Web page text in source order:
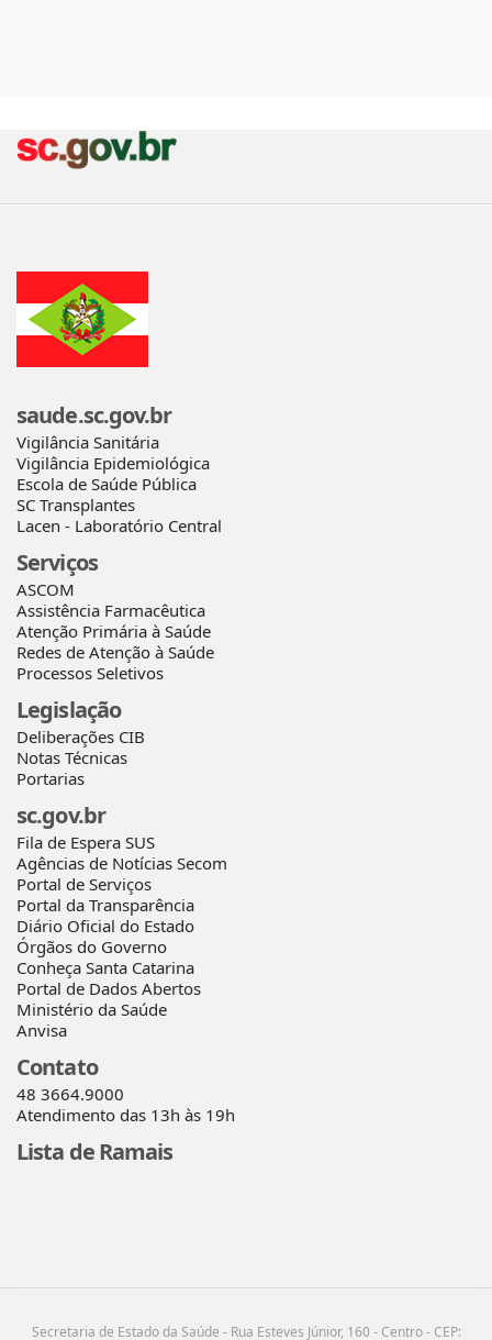
saude.sc.gov.br
Vigilância Sanitária
Vigilância Epidemiológica
Escola de Saúde Pública
SC Transplantes
Lacen - Laboratório Central
Serviços
ASCOM
Assistência Farmacêutica
Atenção Primária à Saúde
Redes de Atenção à Saúde
Processos Seletivos
Legislação
Deliberações CIB
Notas Técnicas
Portarias
sc.gov.br
Fila de Espera SUS
Agências de Notícias Secom
Portal de Serviços
Portal da Transparência
Diário Oficial do Estado
Órgãos do Governo
Conheça Santa Catarina
Portal de Dados Abertos
Ministério da Saúde
Anvisa
Contato
48 3664.9000
Atendimento das 13h às 19h
Lista de Ramais
Secretaria de Estado da Saúde - Rua Esteves Júnior, 160 - Centro - CEP: